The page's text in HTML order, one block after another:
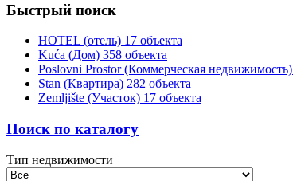
Быстрый поиск
HOTEL (отель) 17 объекта
Kuća (Дом) 358 объекта
Poslovni Prostor (Коммерческая недвижимость)
Stan (Квартира) 282 объекта
Zemljište (Участок) 17 объекта
Поиск по каталогу
Тип недвижимости